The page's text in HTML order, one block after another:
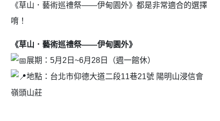
《草山．藝術巡禮祭——伊甸園外》都是非常適合的選擇
唷！
《草山．藝術巡禮祭——伊甸園外》
展期：5月2日~6月28日（週一館休）
地點：台北市仰德大道二段11巷21號 陽明山浸信會
嶺頭山莊